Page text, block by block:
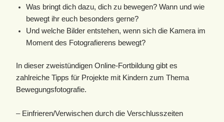
Was bringt dich dazu, dich zu bewegen? Wann und wie
bewegt ihr euch besonders gerne?
Und welche Bilder entstehen, wenn sich die Kamera im
Moment des Fotografierens bewegt?
In dieser zweistündigen Online-Fortbildung gibt es
zahlreiche Tipps für Projekte mit Kindern zum Thema
Bewegungsfotografie.
– Einfrieren/Verwischen durch die Verschlusszeiten